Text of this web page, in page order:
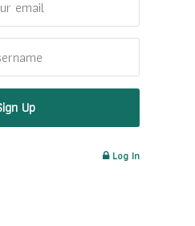
Log In